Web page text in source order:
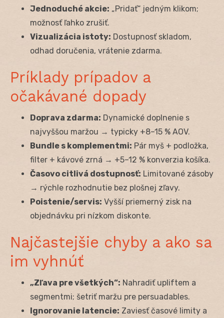
Jednoduché akcie: „Pridať“ jedným klikom;
možnosť ľahko zrušiť.
Vizualizácia istoty: Dostupnosť skladom,
odhad doručenia, vrátenie zdarma.
Príklady prípadov a
očakávané dopady
Doprava zdarma: Dynamické doplnenie s
najvyššou maržou → typicky +8–15 % AOV.
Bundle s komplementmi: Pár myš + podložka,
filter + kávové zrná → +5–12 % konverzia košíka.
Časovo citlivá dostupnosť: Limitované zásoby
→ rýchle rozhodnutie bez plošnej zľavy.
Poistenie/servis: Vyšší priemerný zisk na
objednávku pri nízkom diskonte.
Najčastejšie chyby a ako sa
im vyhnúť
„Zľava pre všetkých“: Nahradiť upliftem a
segmentmi; šetriť maržu pre persuadables.
Ignorovanie latencie: Zaviesť časové limity a